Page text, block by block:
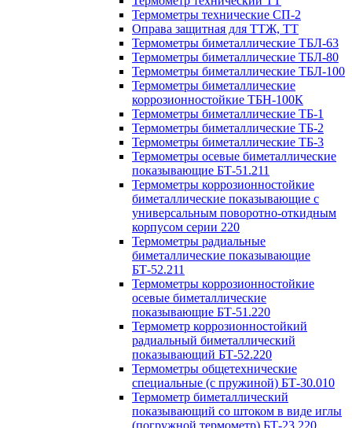
Термометры технические СП-2
Оправа защитная для ТТЖ, ТТ
Термометры биметаллические ТБЛ-63
Термометры биметаллические ТБЛ-80
Термометры биметаллические ТБЛ-100
Термометры биметаллические
коррозионностойкие ТБН-100К
Термометры биметаллические ТБ-1
Термометры биметаллические ТБ-2
Термометры биметаллические ТБ-3
Термометры осевые биметаллические
показывающие БТ-51.211
Термометры коррозионностойкие
биметаллические показывающие с
универсальным поворотно-откидным
корпусом серии 220
Термометры радиальные
биметаллические показывающие
БТ-52.211
Термометры коррозионностойкие
осевые биметаллические
показывающие БТ-51.220
Термометр коррозионностойкий
радиальный биметаллический
показывающий БТ-52.220
Термометры общетехнические
специальные (с пружиной) БТ-30.010
Термометр биметаллический
показывающий со штоком в виде иглы
(погружной термометр) БТ-23.220